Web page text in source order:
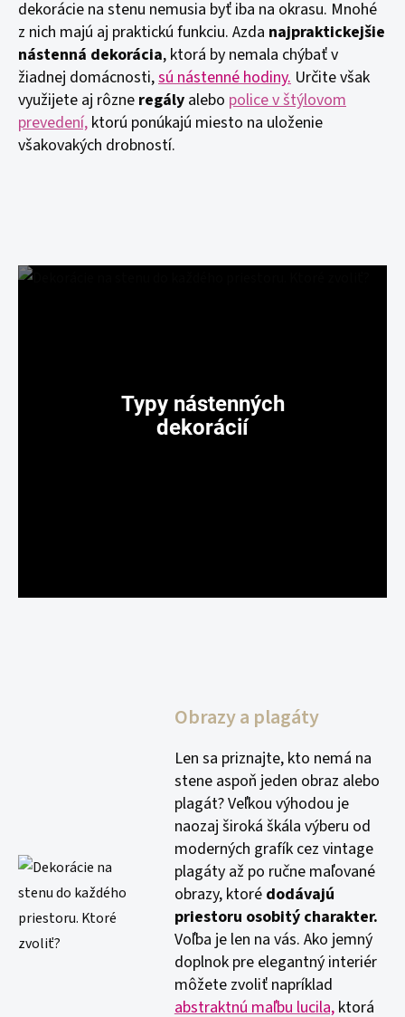
dekorácie na stenu nemusia byť iba na okrasu. Mnohé
z nich majú aj praktickú funkciu. Azda najpraktickejšie
nástenná dekorácia, ktorá by nemala chýbať v
žiadnej domácnosti,sú nástenné hodiny. Určite však
využijete aj rôzne regály alebo police v štýlovom
prevedení, ktorú ponúkajú miesto na uloženie
všakovakých drobností.
Typy nástenných
dekorácií
Obrazy a plagáty
Len sa priznajte, kto nemá na
stene aspoň jeden obraz alebo
plagát? Veľkou výhodou je
naozaj široká škála výberu od
moderných grafík cez vintage
plagáty až po ručne maľované
obrazy, ktoré dodávajú
priestoru osobitý charakter.
Voľba je len na vás. Ako jemný
doplnok pre elegantný interiér
môžete zvoliť napríklad
abstraktnú maľbu lucila,ktorá